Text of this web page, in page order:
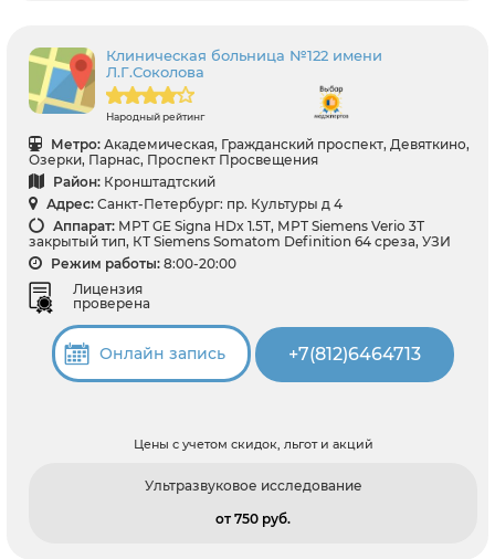
Клиническая больница №122 имени
Л.Г.Соколова
Народный рейтинг
Метро: Академическая, Гражданский проспект, Девяткино,
Озерки, Парнас, Проспект Просвещения
Район: Кронштадтский
Адрес: Санкт-Петербург: пр. Культуры д 4
Аппарат: МРТ GE Signa HDx 1.5T, МРТ Siemens Verio 3Т
закрытый тип, КТ Siemens Somatom Definition 64 среза, УЗИ
Режим работы: 8:00-20:00
Лицензия
проверена
Онлайн запись +7(812)6464713
Цены с учетом скидок, льгот и акций
Ультразвуковое исследование
от 750 pуб.